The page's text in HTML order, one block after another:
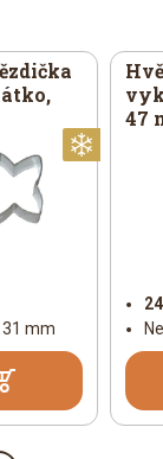
31 mm
47